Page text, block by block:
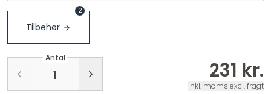
Tilbehør
2
Antal
231 kr.
inkl. moms excl. fragt